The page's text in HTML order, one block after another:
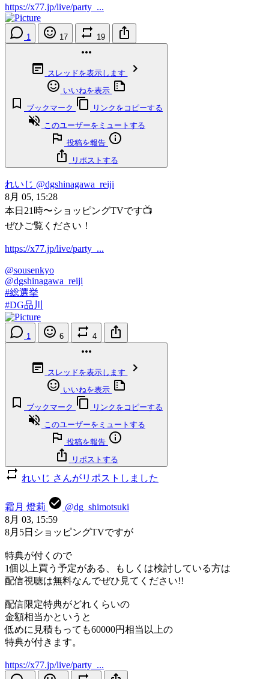
https://x77.jp/live/party_...
1 17 19
スレッドを表示します
いいねを表示
ブックマーク
リンクをコピーする
このユーザーをミュートする
投稿を報告
リポストする
れいじ @dgshinagawa_reiji
8月 05, 15:28
本日21時〜ショッピングTVです📺
ぜひご覧ください！
https://x77.jp/live/party_...
@sousenkyo
@dgshinagawa_reiji
#総選挙
#DG品川
1 6 4
スレッドを表示します
いいねを表示
ブックマーク
リンクをコピーする
このユーザーをミュートする
投稿を報告
リポストする
れいじ さんがリポストしました
霜月 燈莉
@dg_shimotsuki
8月 03, 15:59
8月5日ショッピングTVですが
特典が付くので
1個以上買う予定がある、もしくは検討している方は
配信視聴は無料なんでぜひ見てください!!
配信限定特典がどれくらいの
金額相当かというと
低めに見積もっても60000円相当以上の
特典が付きます。
https://x77.jp/live/party_...